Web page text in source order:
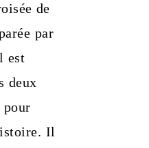
de
par
est
deux
Il